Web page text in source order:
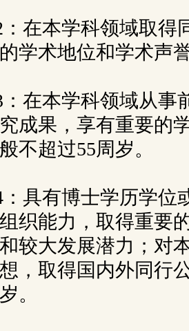
：在本学科领域取得
学术地位和学术声
：在本学科领域从事
成果，享有重要的
不超过55周岁。
：具有博士学历学位
织能力，取得重要
较大发展潜力；对
，取得国内外同行
。